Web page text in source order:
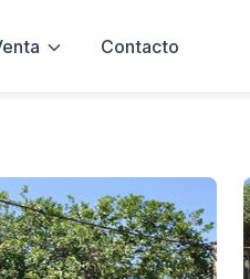
Contacto